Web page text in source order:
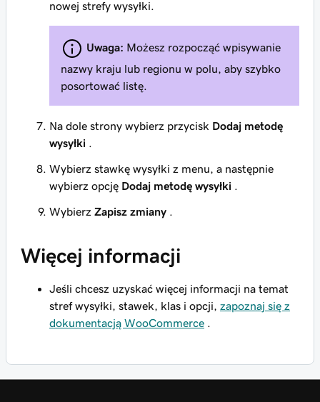
nowej strefy wysyłki.
Uwaga: Możesz rozpocząć wpisywanie
nazwy kraju lub regionu w polu, aby szybko
posortować listę.
Na dole strony wybierz przycisk Dodaj metodę
wysyłki
Wybierz stawkę wysyłki z menu, a następnie
wybierz opcję Dodaj metodę wysyłki
Wybierz Zapisz zmiany
Więcej informacji
Jeśli chcesz uzyskać więcej informacji na temat
stref wysyłki, stawek, klas i opcji, zapoznaj się z
dokumentacją WooCommerce